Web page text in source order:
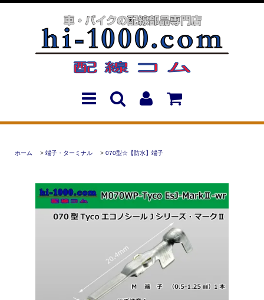
ホーム > 端子・ターミナル > 070型☆【防水】端子